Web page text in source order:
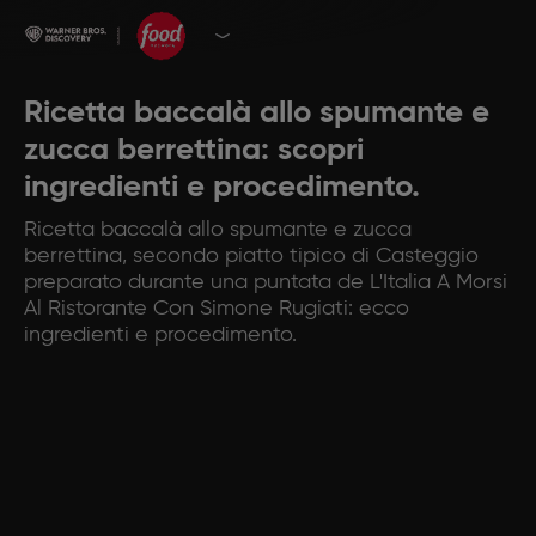
Ricetta baccalà allo spumante e
zucca berrettina: scopri
ingredienti e procedimento.
Ricetta baccalà allo spumante e zucca
berrettina, secondo piatto tipico di Casteggio
preparato durante una puntata de L'Italia A Morsi
Al Ristorante Con Simone Rugiati: ecco
ingredienti e procedimento.